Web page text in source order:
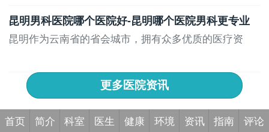
昆明男科医院哪个医院好-昆明哪个医院男科更专业
昆明作为云南省的省会城市，拥有众多优质的医疗资
更多医院资讯
首页 简介 科室 医生 健康 环境 资讯 指南 评论